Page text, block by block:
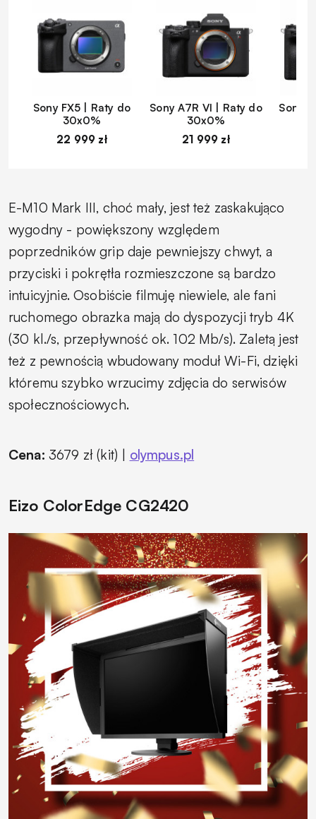
Sony FX5 | Raty do
30x0%
22 999 zł
Sony A7R VI | Raty do
30x0%
21 999 zł
Sony
E-M10 Mark III, choć mały, jest też zaskakująco
wygodny - powiększony względem
poprzedników grip daje pewniejszy chwyt, a
przyciski i pokrętła rozmieszczone są bardzo
intuicyjnie.Osobiście filmuję niewiele, ale fani
ruchomego obrazka mają do dyspozycji tryb 4K
(30 kl./s, przepływność ok. 102 Mb/s). Zaletą jest
też z pewnością wbudowany moduł Wi-Fi, dzięki
któremu szybko wrzucimy zdjęcia do serwisów
społecznościowych.
Cena: 3679 zł (kit) | olympus.pl
Eizo ColorEdge CG2420